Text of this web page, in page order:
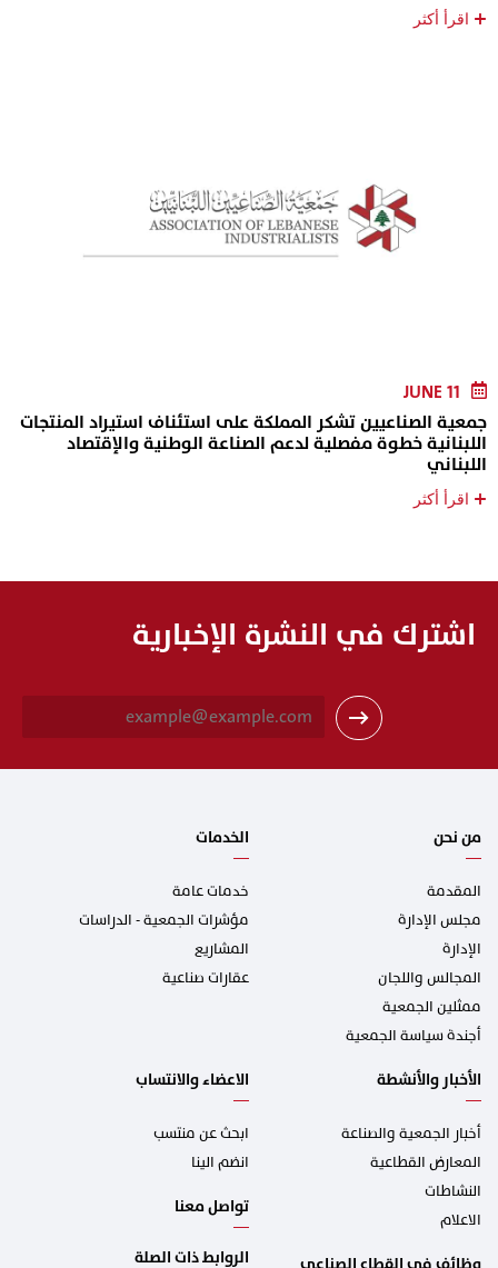
+ اقرأ أكثر
JUNE 11
جمعية الصناعيين تشكر المملكة على استئناف استيراد المنتجات
اللبنانية خطوة مفصلية لدعم الصناعة الوطنية والإقتصاد
اللبناني
+ اقرأ أكثر
اشترك في النشرة الإخبارية
i
من نحن
المقدمة
مجلس الإدارة
الإدارة
المجالس واللجان
ممثلين الجمعية
أجندة سياسة الجمعية
الخدمات
خدمات عامة
مؤشرات الجمعية - الدراسات
المشاريع
عقارات صناعية
الأخبار والأنشطة
أخبار الجمعية والصناعة
المعارض القطاعية
النشاطات
الاعلام
الاعضاء والانتساب
ابحث عن منتسب
انضم الينا
تواصل معنا
الروابط ذات الصلة